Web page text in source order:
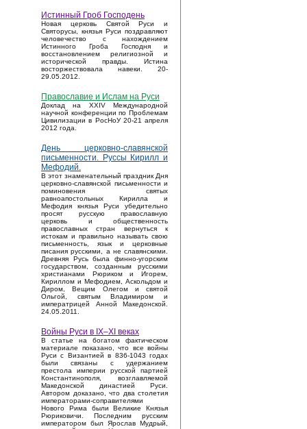
Истинный Гроб Господень
Новая церковь Святой Руси и
Святорусы, князья Руси поздравляют
человечество с нахождением
Истинного Гроба Господня и
восстановлением религиозной и
исторической правды. Истина
восторжествовала навеки. 20-
29.05.2012.
Православие и Ислам на Руси
Доклад на XXIV Международной
научной конференции по Проблемам
Цивилизации в РосНоУ 20-21 апреля
2012 года.
День церковно-славянской
письменности. Руссы Кирилл и
Мефодий.
В этот знаменательный праздник Дня
церковно-славянской письменности и
поминовения святых
равноапостольных Кирилла и
Мефодия князья Руси убедительно
просят русскую православную
церковь и общественность
православных стран вернуться к
истокам и правильно называть свою
письменность, язык и церковные
писания русскими, а не славянскими.
Древняя Русь была финно-угорским
государством, созданным русскими
христианами Рюриком и Игорем,
Кириллом и Мефодием, Аскольдом и
Диром, Вещим Олегом и святой
Ольгой, святым Владимиром и
императрицей Анной Македонской.
24.05.2011.
Войны Руси в IX–XI веках
В статье на богатом фактическом
материале показано, что все войны
Руси с Византией в 836-1043 годах
были связаны с удержанием
престола империи русской партией
Константинополя, возглавляемой
Македонской династией Руси.
Автором доказано, что два столетия
императорами-соправителями
Нового Рима были Великие Князья
Рюриковичи. Последним русским
императором был Ярослав Мудрый,